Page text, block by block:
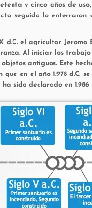
y cinco años de
seguido lo
d.C. el agricultor
Al iniciar los
objetos antiguos. Este
en el año 1.978 d.C.
sido declarado en